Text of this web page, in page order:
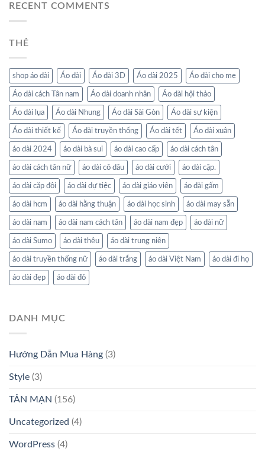
RECENT COMMENTS
THẺ
shop áo dài Áo dài Áo dài 3D Áo dài 2025 Áo dài cho mẹ
Áo dài cách Tân nam Áo dài doanh nhân Áo dài hội thảo
Áo dài lụa Áo dài Nhung Áo dài Sài Gòn Áo dài sự kiện
Áo dài thiết kế Áo dài truyền thống Áo dài tết Áo dài xuân
áo dài 2024 áo dài bà sui áo dài cao cấp áo dài cách tân
áo dài cách tân nữ áo dài cô dâu áo dài cưới áo dài cặp.
áo dài cặp đôi áo dài dự tiệc áo dài giáo viên áo dài gấm
áo dài hcm áo dài hằng thuận áo dài học sinh áo dài may sẵn
áo dài nam áo dài nam cách tân áo dài nam đẹp áo dài nữ
áo dài Sumo áo dài thêu áo dài trung niên
áo dài truyền thống nữ áo dài trắng áo dài Việt Nam áo dài đi họ
áo dài đẹp áo dài đỏ
DANH MỤC
Hướng Dẫn Mua Hàng (3)
Style (3)
TẢN MẠN (156)
Uncategorized (4)
WordPress (4)